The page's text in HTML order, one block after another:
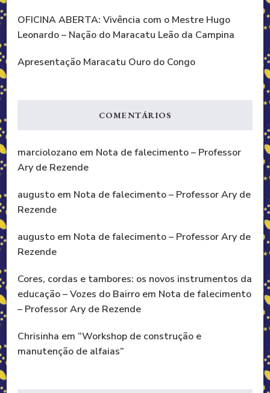
OFICINA ABERTA: Vivência com o Mestre Hugo
Leonardo – Nação do Maracatu Leão da Campina
Apresentação Maracatu Ouro do Congo
COMENTÁRIOS
marciolozano em Nota de falecimento – Professor
Ary de Rezende
augusto em Nota de falecimento – Professor Ary de
Rezende
augusto em Nota de falecimento – Professor Ary de
Rezende
Cores, cordas e tambores: os novos instrumentos da
educação – Vozes do Bairro em Nota de falecimento
– Professor Ary de Rezende
Chrisinha em “Workshop de construção e
manutenção de alfaias”